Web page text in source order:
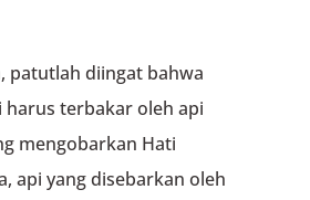
patutlah diingat bahwa
terbakar oleh api
mengobarkan Hati
api yang diseba­rkan oleh